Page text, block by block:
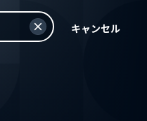
キャンセル